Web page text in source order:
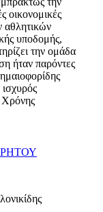
οικονομικές
αθλητικών
υποδομής,
την ομάδα
ήταν παρόντες
Χρόνης